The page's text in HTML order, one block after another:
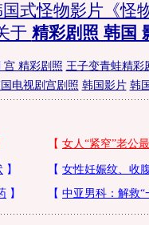
式怪物影片《怪
于 精彩剧照 韩国
宫 精彩剧照 王子变青蛙精彩
电视剧宫剧照 韩国影片 韩